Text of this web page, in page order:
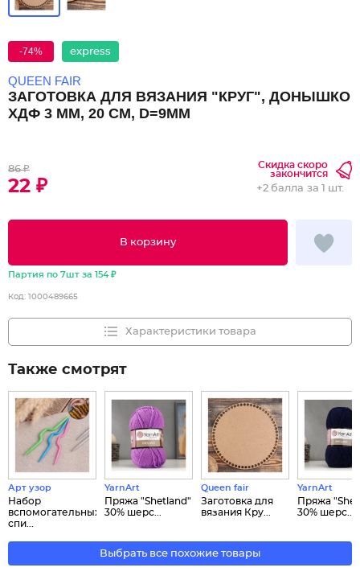
-74% express
QUEEN FAIR
ЗАГОТОВКА ДЛЯ ВЯЗАНИЯ "КРУГ", ДОНЫШКО
ХДФ 3 ММ, 20 СМ, D=9ММ
86 ₽
22 ₽
Скидка скоро
закончится
В корзину
+2 балла за 1 шт.
Партия по 7шт за 154 ₽
Код: 1000489665
Характеристики товара
Также смотрят
Арт узор
Набор
вспомогательных
спи...
YarnArt
Пряжа "Shetland"
30% шерс...
Queen fair
Заготовка для
вязания Кру...
YarnArt
Пряжа
30% шерс...
Выбрать все похожие товары